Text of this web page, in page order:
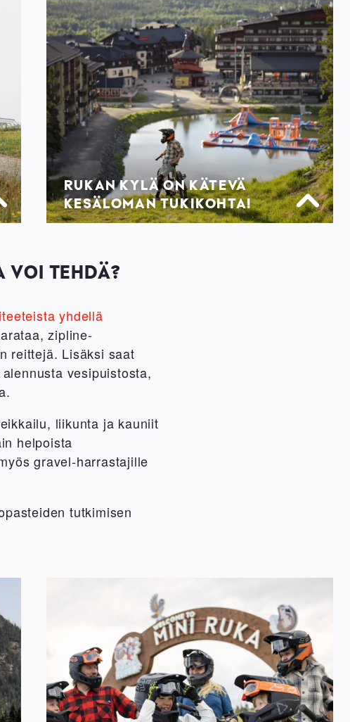
RUKAN KYLÄ ON KÄTEVÄ
KESÄLOMAN TUKIKOHTA!
VOI TEHDÄ?
yhdellä
zipline-
reittejä. Lisäksi saat
vesipuistosta,
liikunta ja kauniit
helpoista
gravel-harrastajille
tutkimisen